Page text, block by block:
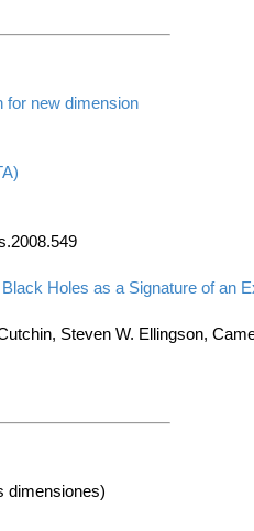
for new dimension
Holes as a Signature of an
Steven W. Ellingson,
dimensiones)